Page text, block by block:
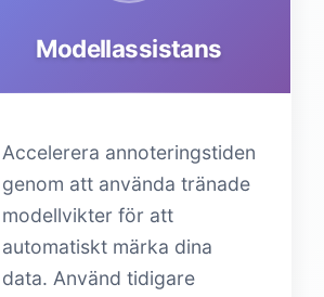
Modellassistans
Accelerera annoteringstiden
genom att använda tränade
modellvikter för att
automatiskt märka dina
data. Använd tidigare